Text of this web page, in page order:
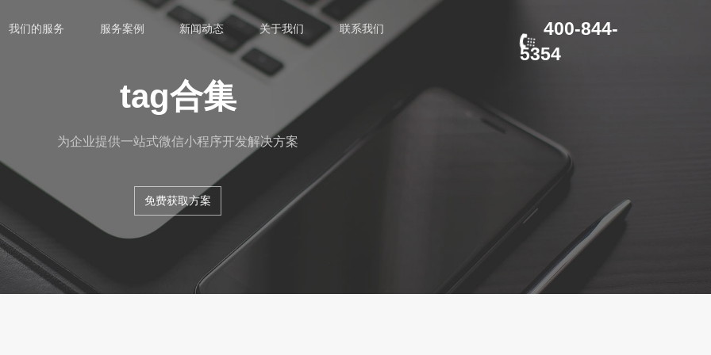
400-844-
5354
我们的服务 服务案例 新闻动态 关于我们 联系我们
tag合集
为企业提供一站式微信小程序开发解决方案
免费获取方案